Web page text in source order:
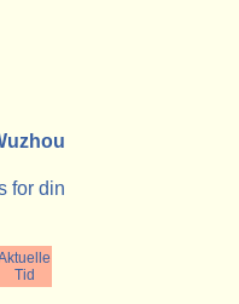
for din
Tid